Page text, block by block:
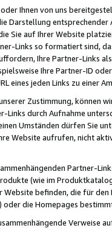
Ihnen von uns
Darstellung
Sie auf Ihrer Website
Links so formatiert sind,
Ihre Partner-Links
Ihre Partner-ID
eines jeden Links zu einer
Zustimmung, können
Links durch Aufnahme
Umständen dürfen Sie
Website aufrufen, nicht
Partner-
(wie im
befinden, die für
oder die Homepages